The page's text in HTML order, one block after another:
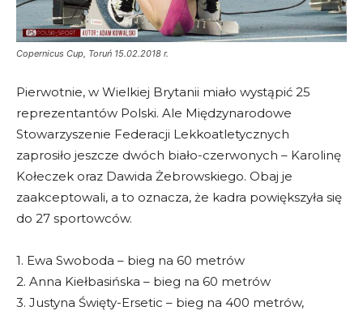
Copernicus Cup, Toruń 15.02.2018 r.
Pierwotnie, w Wielkiej Brytanii miało wystąpić 25
reprezentantów Polski. Ale Międzynarodowe
Stowarzyszenie Federacji Lekkoatletycznych
zaprosiło jeszcze dwóch biało-czerwonych – Karolinę
Kołeczek oraz Dawida Żebrowskiego. Obaj je
zaakceptowali, a to oznacza, że kadra powiększyła się
do 27 sportowców.
1. Ewa Swoboda – bieg na 60 metrów
2. Anna Kiełbasińska – bieg na 60 metrów
3. Justyna Święty-Ersetic – bieg na 400 metrów,